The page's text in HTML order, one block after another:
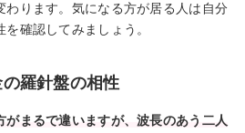
わります。気になる方が居る人は自分
確認してみましょう。
羅針盤の相性
がまるで違いますが、波長のあう二人